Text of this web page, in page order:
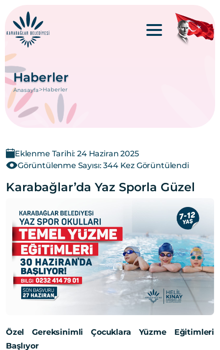
Haberler
Anasayfa>Haberler
Eklenme Tarihi: 24 Haziran 2025
Görüntülenme Sayısı: 344 Kez Görüntülendi
Karabağlar’da Yaz Sporla Güzel
Özel Gereksinimli Çocuklara Yüzme Eğitimleri
Başlıyor